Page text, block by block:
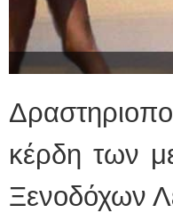
κέρδη των
Ξενοδόχων